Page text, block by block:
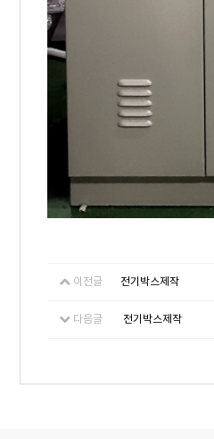
이전글 전기박스제작
다음글 전기박스제작